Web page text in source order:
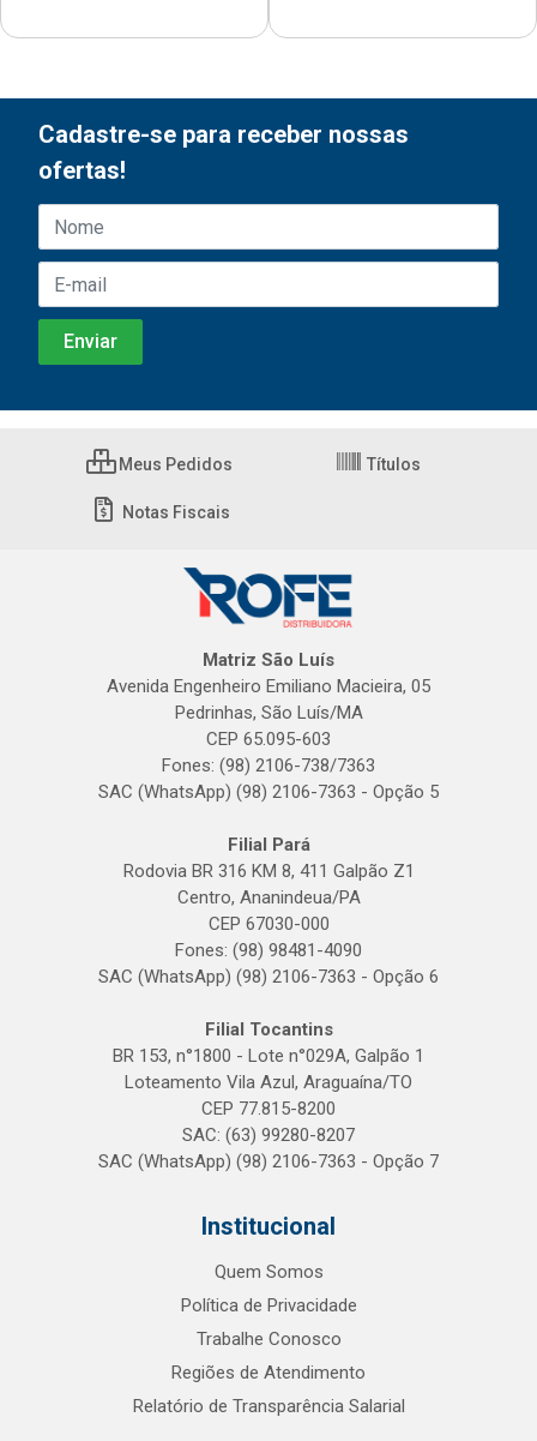
Cadastre-se para receber nossas
ofertas!
Meus Pedidos Títulos
Notas Fiscais
Matriz São Luís
Avenida Engenheiro Emiliano Macieira, 05
Pedrinhas, São Luís/MA
CEP 65.095-603
Fones: (98) 2106-738/7363
SAC (WhatsApp) (98) 2106-7363 - Opção 5
Filial Pará
Rodovia BR 316 KM 8, 411 Galpão Z1
Centro, Ananindeua/PA
CEP 67030-000
Fones: (98) 98481-4090
SAC (WhatsApp) (98) 2106-7363 - Opção 6
Filial Tocantins
BR 153, n°1800 - Lote n°029A, Galpão 1
Loteamento Vila Azul, Araguaína/TO
CEP 77.815-8200
SAC: (63) 99280-8207
SAC (WhatsApp) (98) 2106-7363 - Opção 7
Institucional
Quem Somos
Política de Privacidade
Trabalhe Conosco
Regiões de Atendimento
Relatório de Transparência Salarial